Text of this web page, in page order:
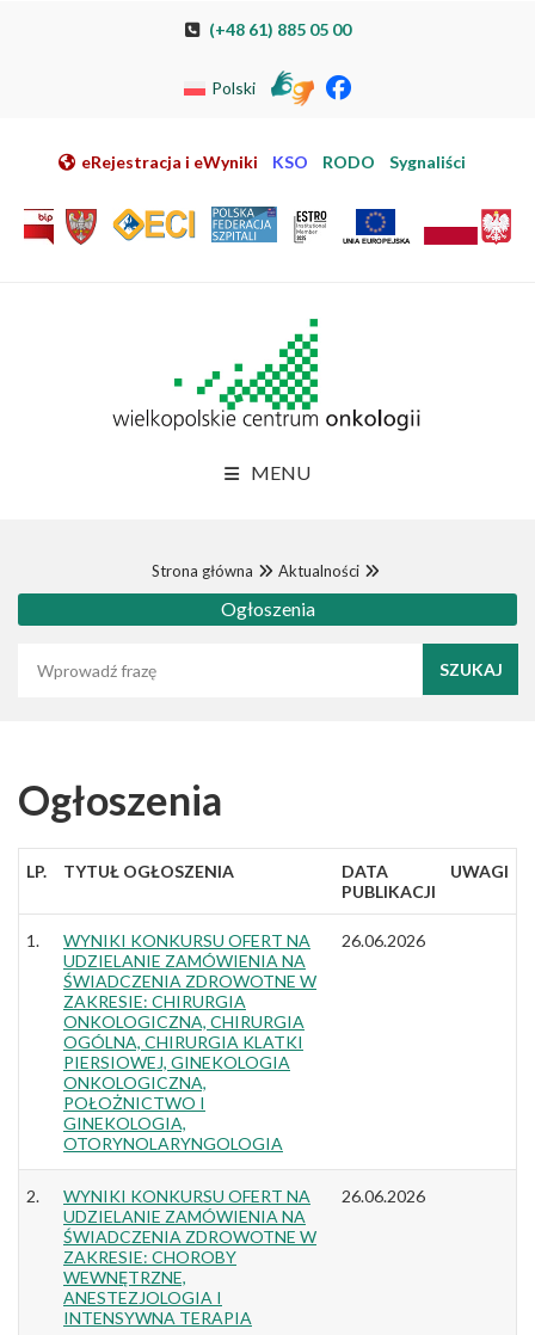
Przeskocz do nawigacji
Przejdź do mapy strony
Przejdź do elektronicznej rejestracji pacjenta
(+48 61) 885 05 00
Polski
eRejestracja i eWyniki KSO RODO Sygnaliści
MENU
Strona główna Aktualności
Ogłoszenia
Ogłoszenia
LP. TYTUŁ OGŁOSZENIA
DATA
PUBLIKACJI
UWAGI
1.
WYNIKI KONKURSU OFERT NA
UDZIELANIE ZAMÓWIENIA NA
ŚWIADCZENIA ZDROWOTNE W
ZAKRESIE: CHIRURGIA
ONKOLOGICZNA, CHIRURGIA
OGÓLNA, CHIRURGIA KLATKI
PIERSIOWEJ, GINEKOLOGIA
ONKOLOGICZNA,
POŁOŻNICTWO I
GINEKOLOGIA,
OTORYNOLARYNGOLOGIA
26.06.2026
2.
WYNIKI KONKURSU OFERT NA
UDZIELANIE ZAMÓWIENIA NA
ŚWIADCZENIA ZDROWOTNE W
ZAKRESIE: CHOROBY
WEWNĘTRZNE,
ANESTEZJOLOGIA I
INTENSYWNA TERAPIA
26.06.2026